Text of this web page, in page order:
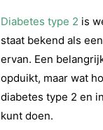
Diabetes type 2 is
staat bekend als
ervan. Een
opduikt, maar wat
diabetes type 2 en
kunt doen.